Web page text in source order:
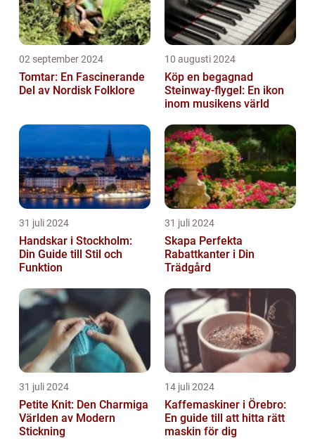
02 september 2024
Tomtar: En Fascinerande
Del av Nordisk Folklore
10 augusti 2024
Köp en begagnad
Steinway-flygel: En ikon
inom musikens värld
31 juli 2024
Handskar i Stockholm:
Din Guide till Stil och
Funktion
31 juli 2024
Skapa Perfekta
Rabattkanter i Din
Trädgård
31 juli 2024
Petite Knit: Den Charmiga
Världen av Modern
Stickning
14 juli 2024
Kaffemaskiner i Örebro:
En guide till att hitta rätt
maskin för dig